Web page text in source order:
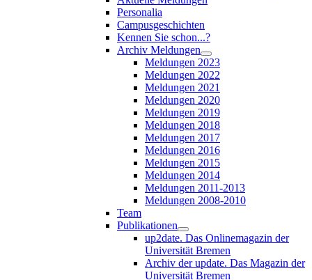
Personalia
Campusgeschichten
Kennen Sie schon...?
Archiv Meldungen
Meldungen 2023
Meldungen 2022
Meldungen 2021
Meldungen 2020
Meldungen 2019
Meldungen 2018
Meldungen 2017
Meldungen 2016
Meldungen 2015
Meldungen 2014
Meldungen 2011-2013
Meldungen 2008-2010
Team
Publikationen
up2date. Das Onlinemagazin der
Universität Bremen
Archiv der update. Das Magazin der
Universität Bremen